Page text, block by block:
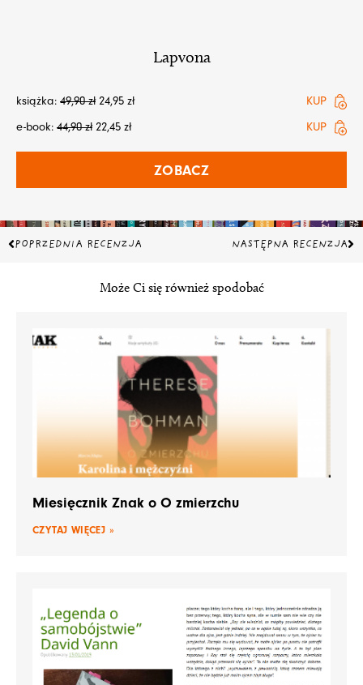
Lapvona
książka: 49,90zł 24,95 zł
KUP
e-book: 44,90zł 22,45 zł KUP
ZOBACZ
Prev
POPRZEDNIA RECENZJA NASTĘPNA RECENZJA
Może Ci się również spodobać
Miesięcznik Znak o O zmierzchu
CZYTAJ WIĘCEJ »